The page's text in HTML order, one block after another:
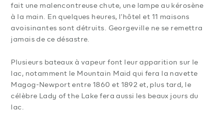
fait une malencontreuse chute, une lampe au kérosène
à la main. En quelques heures, l’hôtel et 11 maisons
avoisinantes sont détruits. Georgeville ne se remettra
jamais de ce désastre.
Plusieurs bateaux à vapeur font leur apparition sur le
lac, notamment le Mountain Maid qui fera la navette
Magog-Newport entre 1860 et 1892 et, plus tard, le
célèbre Lady of the Lake fera aussi les beaux jours du
lac.